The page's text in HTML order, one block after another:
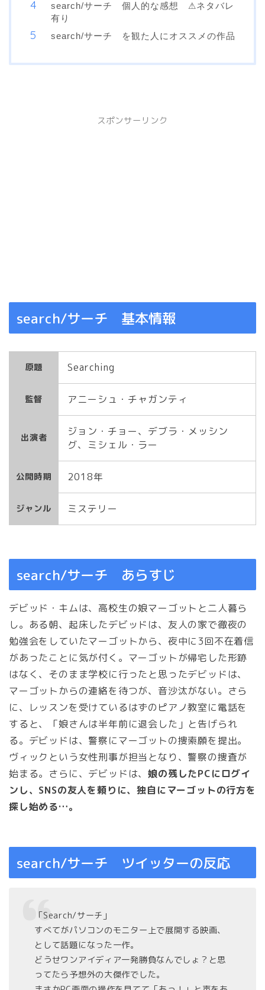
search/サーチ 個人的な感想 ⚠︎ネタバレ
有り
search/サーチ を観た人にオススメの作品
スポンサーリンク
search/サーチ 基本情報
原題 Searching
監督 アニーシュ・チャガンティ
出演者
ジョン・チョー、デブラ・メッシン
グ、ミシェル・ラー
公開時期 2018年
ジャンル ミステリー
search/サーチ あらすじ
デビッド・キムは、高校生の娘マーゴットと二人暮ら
し。ある朝、起床したデビッドは、友人の家で徹夜の
勉強会をしていたマーゴットから、夜中に3回不在着信
があったことに気が付く。マーゴットが帰宅した形跡
はなく、そのまま学校に行ったと思ったデビッドは、
マーゴットからの連絡を待つが、音沙汰がない。さら
に、レッスンを受けているはずのピアノ教室に電話を
すると、「娘さんは半年前に退会した」と告げられ
る。デビッドは、警察にマーゴットの捜索願を提出。
ヴィックという女性刑事が担当となり、警察の捜査が
始まる。さらに、デビッドは、娘の残したPCにログイ
ンし、SNSの友人を頼りに、独自にマーゴットの行方を
探し始める…。
search/サーチ ツイッターの反応
「Search/サーチ」
すべてがパソコンのモニター上で展開する映画、
として話題になった一作。
どうせワンアイディア一発勝負なんでしょ？と思
ってたら予想外の大傑作でした。